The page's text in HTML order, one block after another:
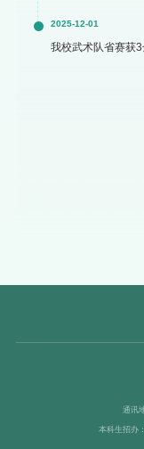
2025-12-01
我校武术队省赛获3
通讯
本科生招办